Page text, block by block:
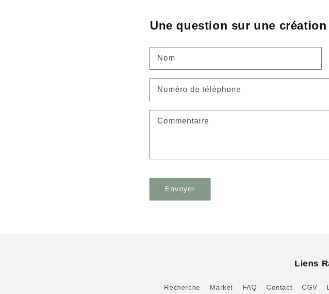
Une question sur une
Nom
Numéro de téléphone
Commentaire
Envoyer
Liens
Recherche Market FAQ Contact CGV